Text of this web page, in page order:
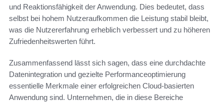
und Reaktionsfähigkeit der Anwendung. Dies bedeutet, dass
selbst bei hohem Nutzeraufkommen die Leistung stabil bleibt,
was die Nutzererfahrung erheblich verbessert und zu höheren
Zufriedenheitswerten führt.
Zusammenfassend lässt sich sagen, dass eine durchdachte
Datenintegration und gezielte Performanceoptimierung
essentielle Merkmale einer erfolgreichen Cloud-basierten
Anwendung sind. Unternehmen, die in diese Bereiche